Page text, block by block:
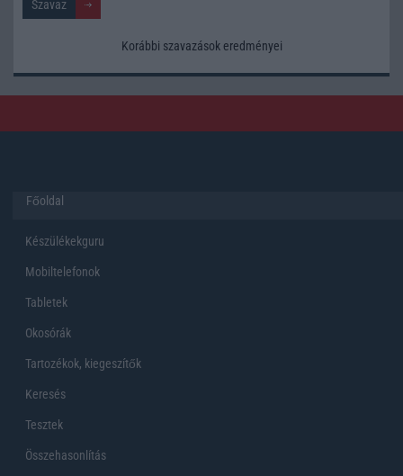
Korábbi szavazások eredményei
Főoldal
Készülékekguru
Mobiltelefonok
Tabletek
Okosórák
Tartozékok, kiegeszítők
Keresés
Tesztek
Összehasonlítás